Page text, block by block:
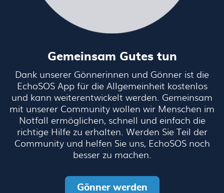
Gemeinsam Gutes tun
Dank unserer Gönnerinnen und Gönner ist die
EchoSOS App für die Allgemeinheit kostenlos
und kann weiterentwickelt werden. Gemeinsam
mit unserer Community wollen wir Menschen im
Notfall ermöglichen, schnell und einfach die
richtige Hilfe zu erhalten. Werden Sie Teil der
Community und helfen Sie uns, EchoSOS noch
besser zu machen.
Gönner werden